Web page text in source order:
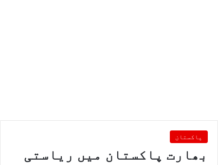
پاکستان
بھارت پاکستان میں ریاستی